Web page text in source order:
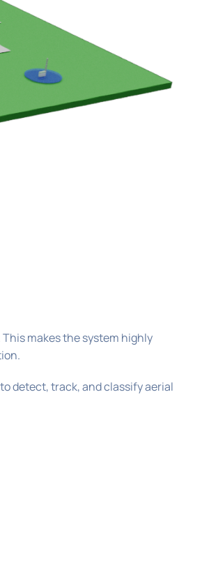
makes the system highly
detect, track, and classify aerial